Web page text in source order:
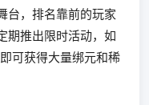
台，排名靠前的玩家
期推出限时活动，如
可获得大量绑元和稀